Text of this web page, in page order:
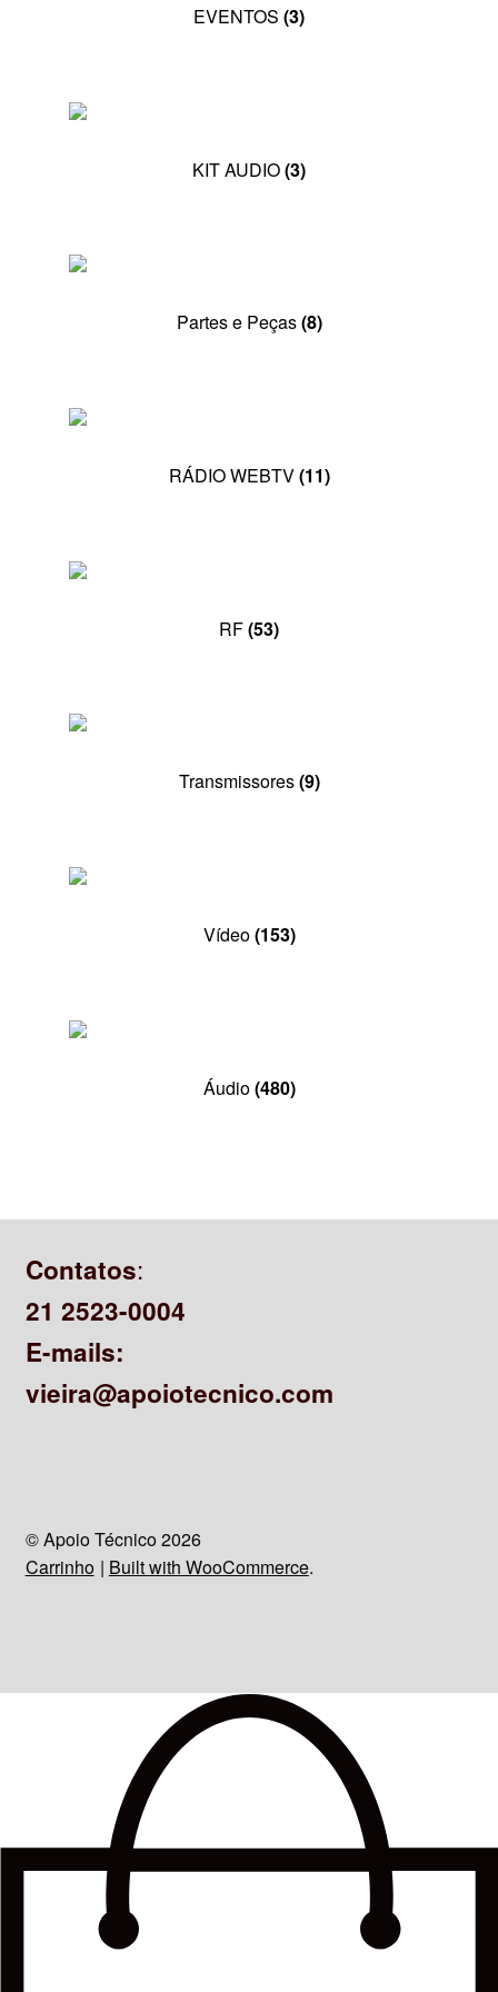
EVENTOS (3)
KIT AUDIO(3)
Partes e Peças(8)
RÁDIO WEBTV(11)
RF(53)
Transmissores(9)
Vídeo(153)
Áudio(480)
Contatos:
21 2523-0004
E-mails:
vieira@apoiotecnico.com
© Apoio Técnico 2026
Carrinho
Built with WooCommerce.